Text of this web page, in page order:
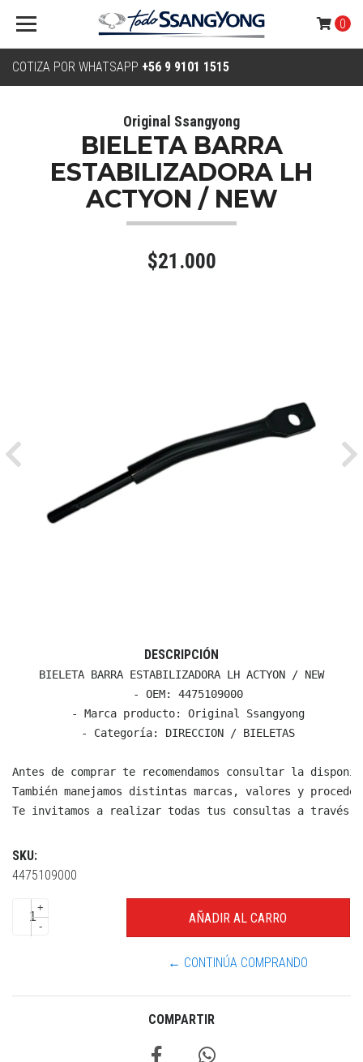
COTIZA POR WHATSAPP +56 9 9101 1515
0
Original Ssangyong
BIELETA BARRA
ESTABILIZADORA LH
ACTYON / NEW
$21.000
Previous
DESCRIPCIÓN
BIELETA BARRA ESTABILIZADORA LH ACTYON / NEW
  - OEM: 4475109000
  - Marca producto: Original Ssangyong
  - Categoría: DIRECCION / BIELETAS
Antes de comprar te recomendamos consultar la
También manejamos distintas marcas, valores y
Te invitamos a realizar todas tus consultas a través
SKU:
4475109000
+
-
← CONTINÚA COMPRANDO
COMPARTIR